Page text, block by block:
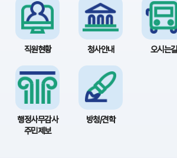
직원현황 청사안내 오시는길
행정사무감사
주민제보
방청/견학